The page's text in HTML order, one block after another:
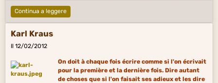
Continua a leggere
Karl Kraus
Il 12/02/2012
On doit à chaque fois écrire comme si l'on écrivait
pour la première et la dernière fois. Dire autant
de choses que si l'on faisait ses adieux et les dire